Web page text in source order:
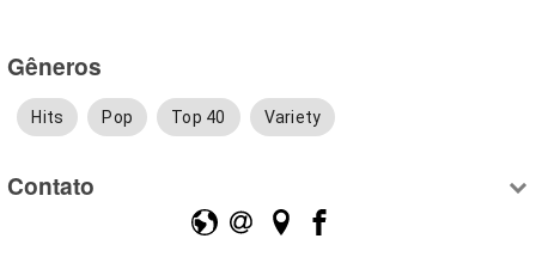
Gêneros
Hits Pop Top 40 Variety
Contato